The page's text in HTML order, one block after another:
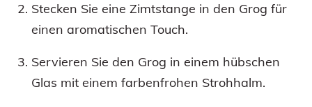
Stecken Sie eine Zimtstange in den Grog für
einen aromatischen Touch.
Servieren Sie den Grog in einem hübschen
Glas mit einem farbenfrohen Strohhalm.